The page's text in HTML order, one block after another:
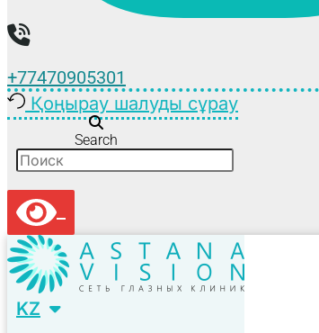
+77470905301
Қоңырау шалуды сұрау
Search
KZ